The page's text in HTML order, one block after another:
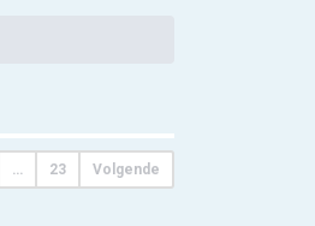
… 23 Volgende